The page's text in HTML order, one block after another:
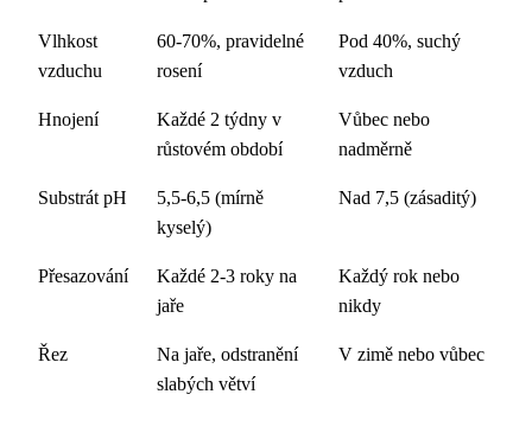
Vlhkost
vzduchu
60-70%, pravidelné
rosení
Pod 40%, suchý
vzduch
Hnojení
Každé 2 týdny v
růstovém období
Vůbec nebo
nadměrně
Substrát pH
5,5-6,5 (mírně
kyselý)
Nad 7,5 (zásaditý)
Přesazování
Každé 2-3 roky na
jaře
Každý rok nebo
nikdy
Řez
Na jaře, odstranění
slabých větví
V zimě nebo vůbec